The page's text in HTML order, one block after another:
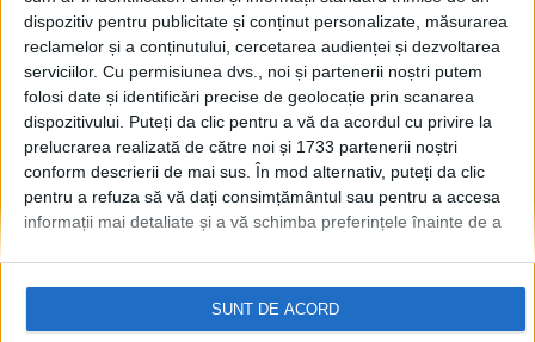
dispozitiv pentru publicitate și conținut personalizate, măsurarea
reclamelor și a conținutului, cercetarea audienței și dezvoltarea
serviciilor. Cu permisiunea dvs., noi și partenerii noștri putem
folosi date și identificări precise de geolocație prin scanarea
dispozitivului. Puteți da clic pentru a vă da acordul cu privire la
prelucrarea realizată de către noi și 1733 partenerii noștri
conform descrierii de mai sus. În mod alternativ, puteți da clic
pentru a refuza să vă dați consimțământul sau pentru a accesa
informații mai detaliate și a vă schimba preferințele înainte de a
SUNT DE ACORD
© 2020 Radio TOP Suceava 104 FM